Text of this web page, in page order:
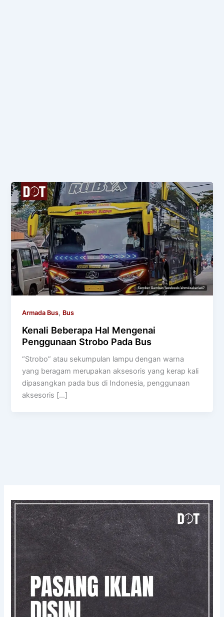
Armada Bus, Bus
Kenali Beberapa Hal Mengenai
Penggunaan Strobo Pada Bus
“Strobo” atau sekumpulan lampu dengan warna
yang beragam merupakan aksesoris yang kerap kali
dipasangkan pada bus di Indonesia, penggunaan
aksesoris […]